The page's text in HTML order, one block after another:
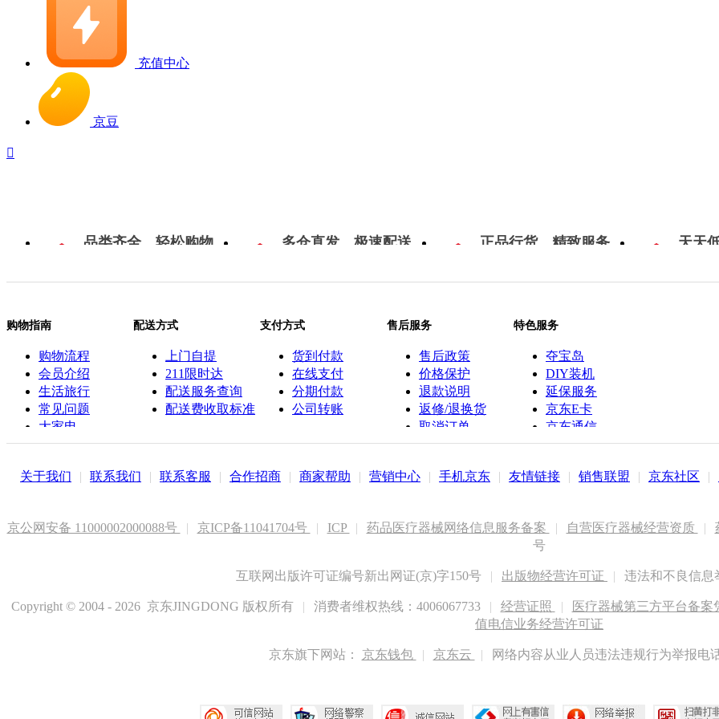
充值中心
京豆

品类齐全，轻松购物 多仓直发，极速配送 正品行货，精致服务 天天
购物指南
购物流程
会员介绍
生活旅行
常见问题
大家电
联系客服
配送方式
上门自提
211限时达
配送服务查询
配送费收取标准
支付方式
货到付款
在线支付
分期付款
公司转账
售后服务
售后政策
价格保护
退款说明
返修/退换货
取消订单
特色服务
夺宝岛
DIY装机
延保服务
京东E卡
京东通信
京鱼座智能
关于我们 | 联系我们 | 联系客服 | 合作招商 | 商家帮助 | 营销中心 | 手机京东 | 友情链接 | 销售联盟 | 京东社区 |
京公网安备 11000002000088号 | 京ICP备11041704号 | ICP | 药品医疗器械网络信息服务备案 | 自营医疗器械经营资质 |
号
互联网出版许可证编号新出网证(京)字150号 | 出版物经营许可证 | 违法和不良信息
Copyright © 2004 - 2026 京东JINGDONG 版权所有 | 消费者维权热线：4006067733 | 经营证照 | 医疗器械第三方平台备案
值电信业务经营许可证
京东旗下网站： 京东钱包 | 京东云 | 网络内容从业人员违法违规行为举报电